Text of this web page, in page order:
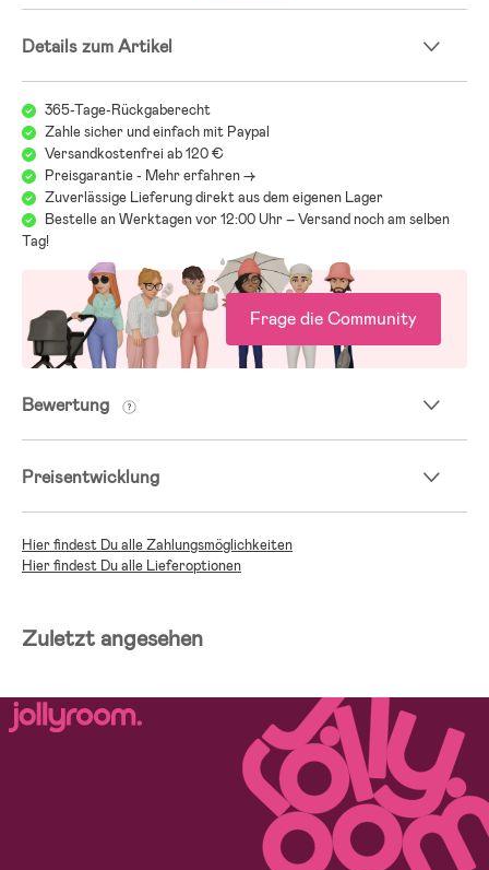
- 88 % Nylon, 12 % Spandex.
Details zum Artikel
365-Tage-Rückgaberecht
Zahle sicher und einfach mit Paypal
Versandkostenfrei ab 120 €
Preisgarantie - Mehr erfahren ->
Zuverlässige Lieferung direkt aus dem eigenen Lager
Bestelle an Werktagen vor 12:00 Uhr – Versand noch am selben
Tag!
Frage die Community
Bewertung
Preisentwicklung
Hier findest Du alle Zahlungsmöglichkeiten
Hier findest Du alle Lieferoptionen
Zuletzt angesehen